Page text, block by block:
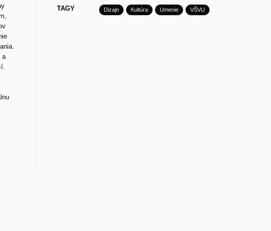
a
TAGY Dizajn Kultúra Umenie VŠVU